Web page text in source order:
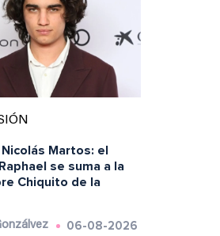
Martos: el
se suma a la
Chiquito de la
06-08-2026